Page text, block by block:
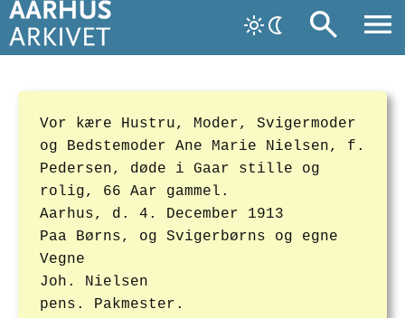
Vor kære Hustru, Moder, Svigermoder
og Bedstemoder Ane Marie Nielsen, f.
Pedersen, døde i Gaar stille og
rolig, 66 Aar gammel.
Aarhus, d. 4. December 1913
Paa Børns, og Svigerbørns og egne
Vegne
Joh. Nielsen
pens. Pakmester.